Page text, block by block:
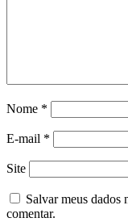
Nome *
E-mail *
Site
Salvar meus dados
comentar.